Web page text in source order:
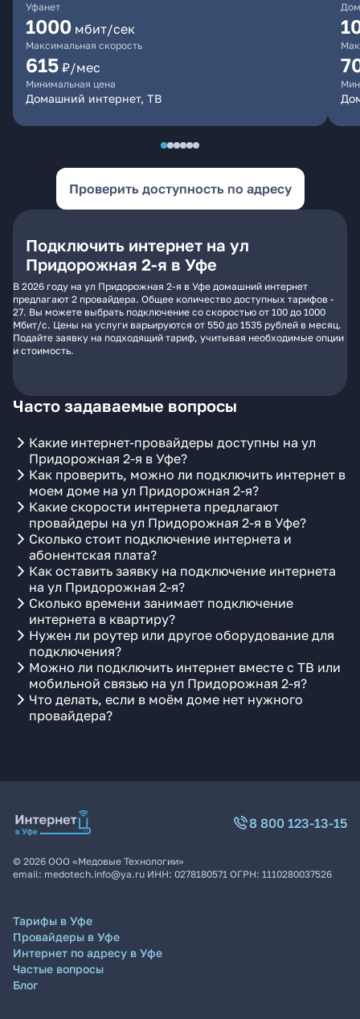
Уфанет
1000 мбит/сек
Максимальная скорость
615 ₽/мес
Минимальная цена
Домашний интернет, ТВ
Проверить доступность по адресу
Подключить интернет на ул
Придорожная 2-я в Уфе
В 2026 году на ул Придорожная 2-я в Уфе домашний интернет
предлагают 2 провайдера. Общее количество доступных тарифов -
27. Вы можете выбрать подключение со скоростью от 100 до 1000
Мбит/с. Цены на услуги варьируются от 550 до 1535 рублей в месяц.
Подайте заявку на подходящий тариф, учитывая необходимые опции
и стоимость.
Часто задаваемые вопросы
Какие интернет-провайдеры доступны на ул
Придорожная 2-я в Уфе?
Как проверить, можно ли подключить интернет в
моем доме на ул Придорожная 2-я?
Какие скорости интернета предлагают
провайдеры на ул Придорожная 2-я в Уфе?
Сколько стоит подключение интернета и
абонентская плата?
Как оставить заявку на подключение интернета
на ул Придорожная 2-я?
Сколько времени занимает подключение
интернета в квартиру?
Нужен ли роутер или другое оборудование для
подключения?
Можно ли подключить интернет вместе с ТВ или
мобильной связью на ул Придорожная 2-я?
Что делать, если в моём доме нет нужного
провайдера?
8 800 123-13-15
© 2026 ООО «Медовые Технологии»
email: medotech.info@ya.ru ИНН: 0278180571 ОГРН: 1110280037526
Тарифы в Уфе
Провайдеры в Уфе
Интернет по адресу в Уфе
Частые вопросы
Блог